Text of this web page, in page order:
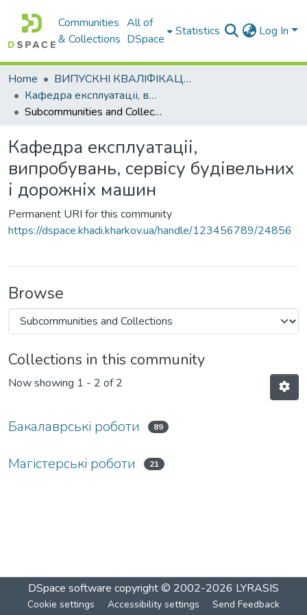
Communities
& Collections
All of
DSpace
Statistics Log In
Home
ВИПУСКНІ КВАЛІФІКАЦІЙНІ РОБОТИ
Кафедра експлуатаціі, випробувань, сервісу будівельних і дорожніх машин
Subcommunities and Collections
Кафедра експлуатаціі,
випробувань, сервісу будівельних
і дорожніх машин
Permanent URI for this community
https://dspace.khadi.kharkov.ua/handle/123456789/24856
Browse
Collections in this community
Now showing 1 - 2 of 2
Бакалаврські роботи 89
Магістерські роботи 21
DSpace software copyright © 2002-2026 LYRASIS
Cookie settings Accessibility settings Send Feedback